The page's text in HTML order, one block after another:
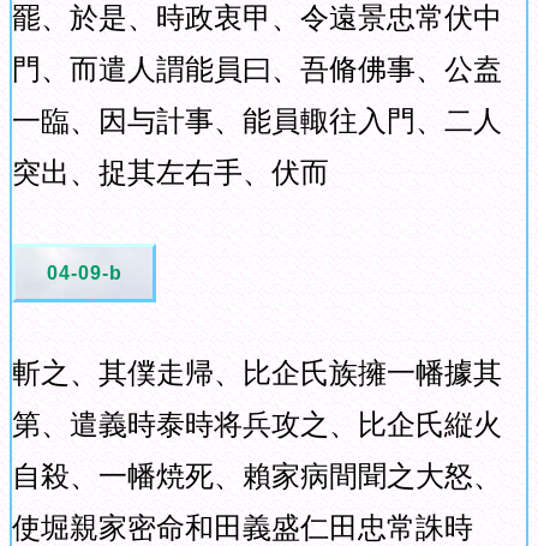
罷、於是、時政衷甲、令遠景忠常伏中
門、而遣人謂能員曰、吾脩佛事、公盍
一臨、因与計事、能員輙往入門、二人
突出、捉其左右手、伏而
04-09-b
斬之、其僕走帰、比企氏族擁一幡據其
第、遣義時泰時将兵攻之、比企氏縦火
自殺、一幡焼死、賴家病間聞之大怒、
使堀親家密命和田義盛仁田忠常誅時